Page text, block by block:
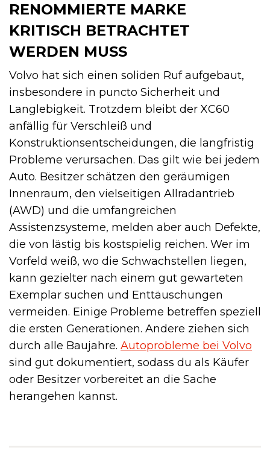
RENOMMIERTE MARKE
KRITISCH BETRACHTET
WERDEN MUSS
Volvo hat sich einen soliden Ruf aufgebaut,
insbesondere in puncto Sicherheit und
Langlebigkeit. Trotzdem bleibt der XC60
anfällig für Verschleiß und
Konstruktionsentscheidungen, die langfristig
Probleme verursachen. Das gilt wie bei jedem
Auto. Besitzer schätzen den geräumigen
Innenraum, den vielseitigen Allradantrieb
(AWD) und die umfangreichen
Assistenzsysteme, melden aber auch Defekte,
die von lästig bis kostspielig reichen. Wer im
Vorfeld weiß, wo die Schwachstellen liegen,
kann gezielter nach einem gut gewarteten
Exemplar suchen und Enttäuschungen
vermeiden. Einige Probleme betreffen speziell
die ersten Generationen. Andere ziehen sich
durch alle Baujahre. Autoprobleme bei Volvo
sind gut dokumentiert, sodass du als Käufer
oder Besitzer vorbereitet an die Sache
herangehen kannst.